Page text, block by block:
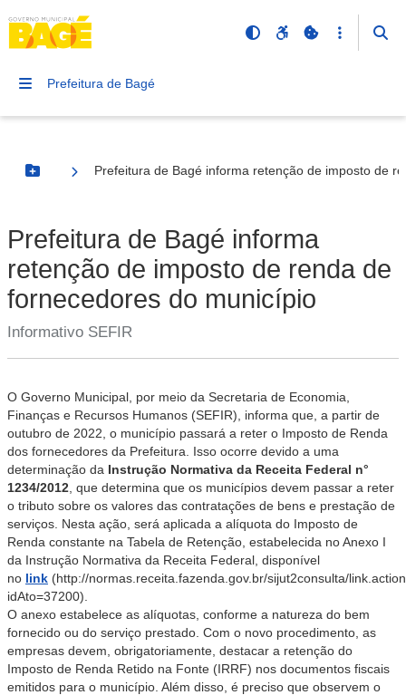
Prefeitura de Bagé
Botão Menu
Prefeitura de Bagé informa retenção de imposto de
Prefeitura de Bagé informa
retenção de imposto de renda de
fornecedores do município
Informativo SEFIR
O Governo Municipal, por meio da Secretaria de Economia,
Finanças e Recursos Humanos (SEFIR), informa que, a partir de
outubro de 2022, o município passará a reter o Imposto de Renda
dos fornecedores da Prefeitura. Isso ocorre devido a uma
determinação da Instrução Normativa da Receita Federal n°
1234/2012 , que determina que os municípios devem passar a reter
o tributo sobre os valores das contratações de bens e prestação de
serviços. Nesta ação, será aplicada a alíquota do Imposto de
Renda constante na Tabela de Retenção, estabelecida no Anexo I
da Instrução Normativa da Receita Federal, disponível
no link (http://normas.receita.fazenda.gov.br/sijut2consulta/
idAto=37200).
O anexo estabelece as alíquotas, conforme a natureza do bem
fornecido ou do serviço prestado. Com o novo procedimento, as
empresas devem, obrigatoriamente, destacar a retenção do
Imposto de Renda Retido na Fonte (IRRF) nos documentos fiscais
emitidos para o município. Além disso, é preciso que observem o